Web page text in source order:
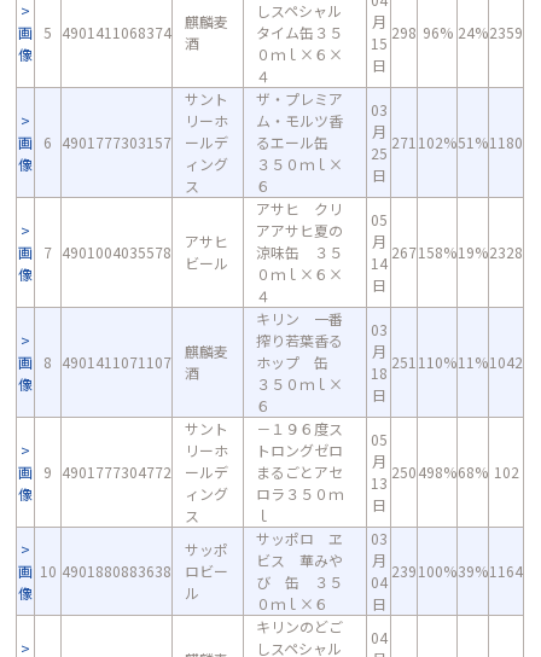
画
像
5 4901411068374
麒麟麦
酒
しスペシャル
タイム缶３５
０ｍｌ×６×
４
月
15
日
298 96% 24%2359
画
像
6 4901777303157
サント
リーホ
ールデ
ィング
ス
ザ・プレミア
ム・モルツ香
るエール缶
３５０ｍｌ×
６
03
月
25
日
271 102%51%1180
画
像
7 4901004035578
アサヒ
ビール
アサヒ クリ
アアサヒ夏の
涼味缶 ３５
０ｍｌ×６×
４
05
月
14
日
267158%19%2328
画
像
8 4901411071107
麒麟麦
酒
キリン 一番
搾り若葉香る
ホップ 缶
３５０ｍｌ×
６
03
月
18
日
251 110%11%1042
画
像
9 4901777304772
サント
リーホ
ールデ
ィング
ス
－１９６度ス
トロングゼロ
まるごとアセ
ロラ３５０ｍ
ｌ
05
月
13
日
250498%68% 102
画
像
10 4901880883638
サッポ
ロビー
ル
サッポロ ヱ
ビス 華みや
び 缶 ３５
０ｍｌ×６
03
月
04
日
239100%39%1164
キリンのどご
しスペシャル
04